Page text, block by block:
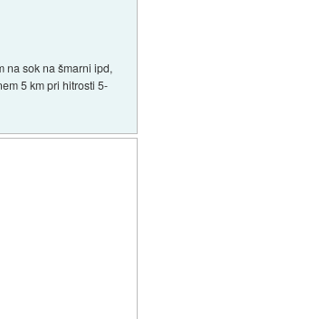
na sok na šmarni ipd,
5 km pri hitrosti 5-